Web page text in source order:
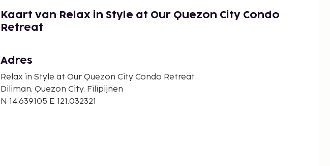
Kaart van Relax in Style at Our Quezon City Condo
Retreat
Adres
Relax in Style at Our Quezon City Condo Retreat
Diliman, Quezon City, Filipijnen
N 14.639105 E 121.032321